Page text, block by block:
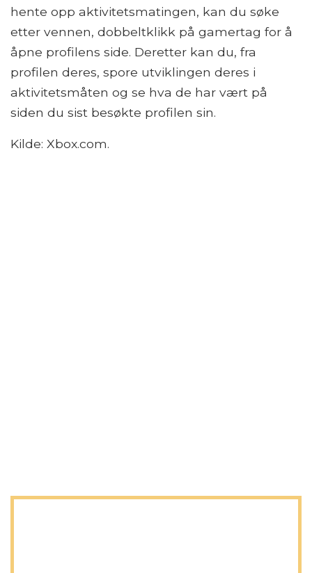
hente opp aktivitetsmatingen, kan du søke
etter vennen, dobbeltklikk på gamertag for å
åpne profilens side. Deretter kan du, fra
profilen deres, spore utviklingen deres i
aktivitetsmåten og se hva de har vært på
siden du sist besøkte profilen sin.
Kilde: Xbox.com.